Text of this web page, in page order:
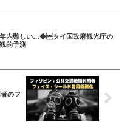
内難しい…◆タイ国政府観光庁の
的予測
のフ